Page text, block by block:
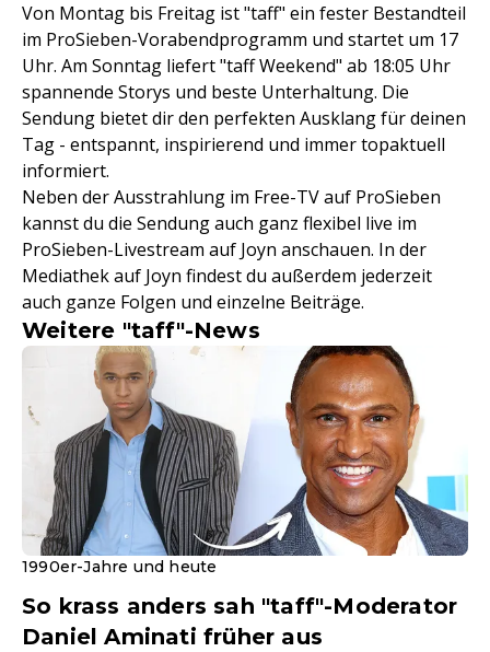
Von Montag bis Freitag ist "taff" ein fester Bestandteil
im ProSieben-Vorabendprogramm und startet um 17
Uhr. Am Sonntag liefert "taff Weekend" ab 18:05 Uhr
spannende Storys und beste Unterhaltung. Die
Sendung bietet dir den perfekten Ausklang für deinen
Tag - entspannt, inspirierend und immer topaktuell
informiert.
Neben der Ausstrahlung im Free-TV auf ProSieben
kannst du die Sendung auch ganz flexibel live im
ProSieben-Livestream auf Joyn anschauen. In der
Mediathek auf Joyn findest du außerdem jederzeit
auch ganze Folgen und einzelne Beiträge.
Weitere "taff"-News
1990er-Jahre und heute
So krass anders sah "taff"-Moderator
Daniel Aminati früher aus